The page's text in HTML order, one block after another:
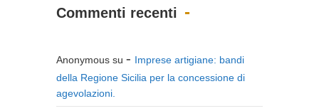
Commenti recenti
Anonymous su
Imprese artigiane: bandi
della Regione Sicilia per la concessione di
agevolazioni.